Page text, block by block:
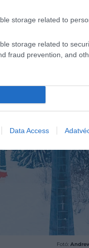
storage related to
storage related to
fraud prevention, and
Data Access
Fotó: